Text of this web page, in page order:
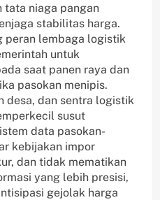
tata niaga pangan
stabilitas harga.
peran lembaga logistik
untuk
saat panen raya dan
pasokan menipis.
desa, dan sentra logistik
susut
data pasokan-
kebijakan impor
dan tidak mematikan
yang lebih presisi,
gejolak harga